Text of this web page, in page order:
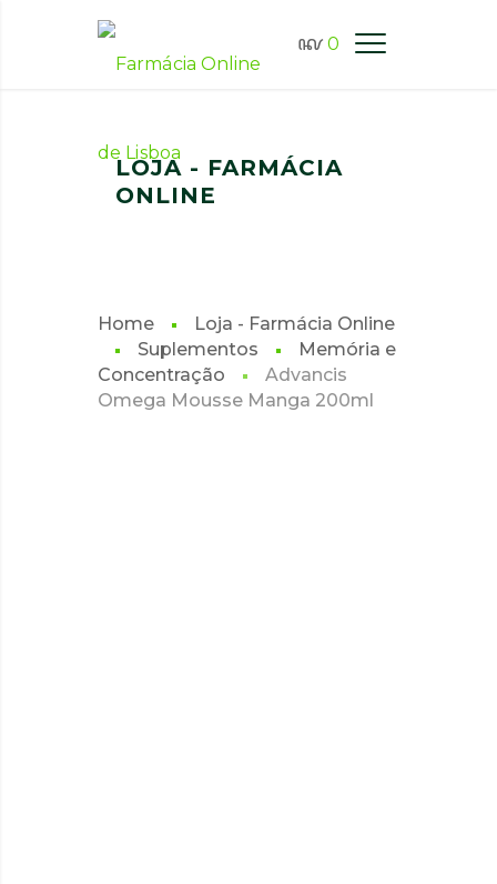
0
FARMÁCIA ONLINE LISBOA
LOJA - FARMÁCIA
ONLINE
Home
Loja - Farmácia Online
Suplementos
Memória e
Concentração
Advancis
Omega Mousse Manga 200ml